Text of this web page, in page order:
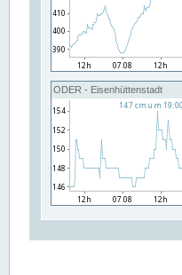
ODER - Eisenhüttenstadt